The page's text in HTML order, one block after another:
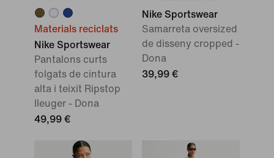
Materials reciclats
Nike Sportswear
Pantalons curts
folgats de cintura
alta i teixit Ripstop
lleuger - Dona
49,99 €
Nike Sportswear
Samarreta oversized
de disseny cropped -
Dona
39,99 €